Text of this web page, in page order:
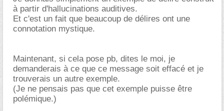
à partir d'hallucinations auditives.
Et c'est un fait que beaucoup de délires ont une
connotation mystique.
Maintenant, si cela pose pb, dites le moi, je
demanderais à ce que ce message soit effacé et je
trouverais un autre exemple.
(Je ne pensais pas que cet exemple puisse être
polémique.)